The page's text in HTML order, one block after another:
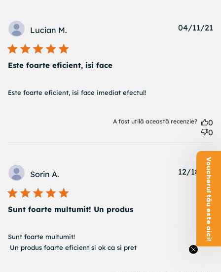
Lucian M.
Este foarte eficient, isi face
Este foarte eficient, isi face imediat efectul!
read more about review content Este foarte eficient, isi
04/11/21
A fost utilă această recenzie?
0
0
Sorin A.
Sunt foarte multumit! Un produs
Sunt foarte multumit!
Un produs foarte eficient si ok ca si pret
read more about review content Sunt foarte multumit!
Un produs
12/18/20Voucherul tău este aici!